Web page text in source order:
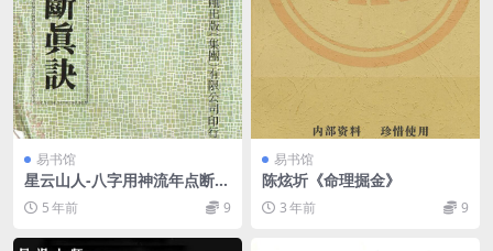
易书馆
星云山人-八字用神流年点断真
诀.pdf
5 年前 9
易书馆
陈炫圻《命理掘金》
3 年前 9